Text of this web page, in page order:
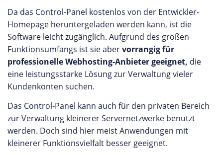
Da das Control-Panel kostenlos von der Entwickler-
Homepage heruntergeladen werden kann, ist die
Software leicht zugänglich. Aufgrund des großen
Funktionsumfangs ist sie abervorrangig für
professionelle Webhosting-Anbieter geeignet, die
eine leistungsstarke Lösung zur Verwaltung vieler
Kundenkonten suchen.
Das Control-Panel kann auch für den privaten Bereich
zur Verwaltung kleinerer Servernetzwerke benutzt
werden. Doch sind hier meist Anwendungen mit
kleinerer Funktionsvielfalt besser geeignet.